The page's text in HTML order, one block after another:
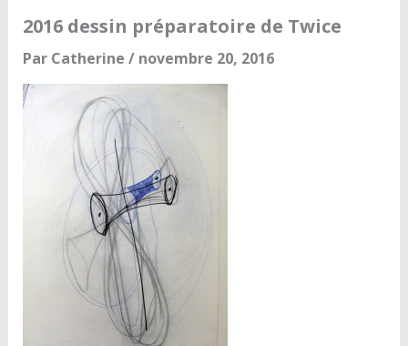
2016 dessin préparatoire de Twice
Par Catherine / novembre 20, 2016